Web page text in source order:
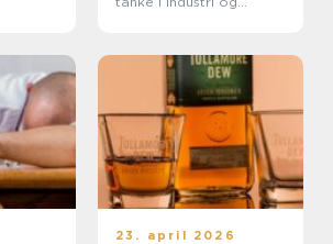
23. april 2026